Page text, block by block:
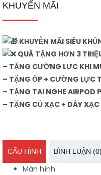
KHUYẾN MÃI
KHUYỄN MÃI SIÊU
QUÀ TẶNG HƠN 3
– TẶNG CƯỜNG LỰC KHI
– TẶNG ỐP + CƯỜNG LỰC
– TẶNG TAI NGHE AIRPOD
– TẶNG CỦ XẠC + DÂY
CẤU HÌNH BÌNH LUẬN (0)
Màn hình: